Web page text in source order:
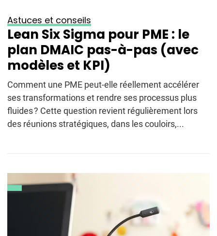
Astuces et conseils
Lean Six Sigma pour PME : le
plan DMAIC pas-à-pas (avec
modèles et KPI)
Comment une PME peut-elle réellement accélérer
ses transformations et rendre ses processus plus
fluides ? Cette question revient régulièrement lors
des réunions stratégiques, dans les couloirs,...